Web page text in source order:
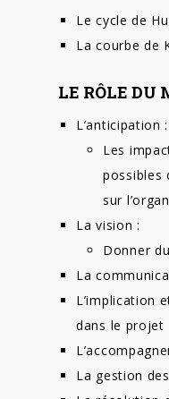
Le cycle de
La courbe de
LE RÔLE DU
L’anticipation :
Les
possibles
sur
La vision :
Donner
La
L’implication
dans le projet
La gestion